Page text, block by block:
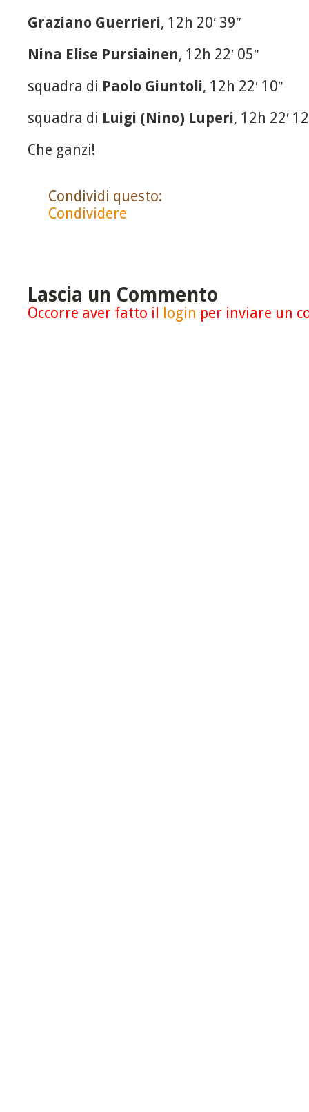
Graziano Guerrieri, 12h 20′ 39″
Nina Elise Pursiainen, 12h 22′ 05″
squadra di Paolo Giuntoli, 12h 22′ 10″
squadra di Luigi (Nino) Luperi, 12h 22′
Che ganzi!
Condividi questo:
Condividere
Lascia un Commento
Occorre aver fatto il login per inviare un